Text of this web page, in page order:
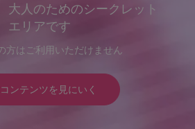
大人のためのシークレット
エリアです
方はご利用いただけません
ンテンツを見にいく